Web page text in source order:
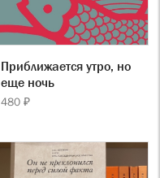
Приближается утро, но
еще ночь
480 ₽